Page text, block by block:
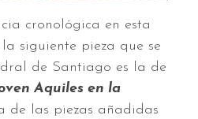
cronológica en esta
la siguiente pieza que se
de Santiago es la de
Aquiles en la
de las piezas añadidas